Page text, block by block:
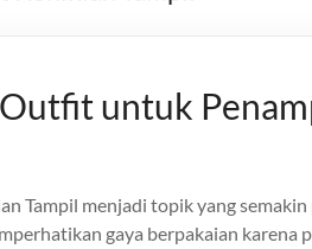
untuk
Tampil menjadi topik yang
gaya berpakaian